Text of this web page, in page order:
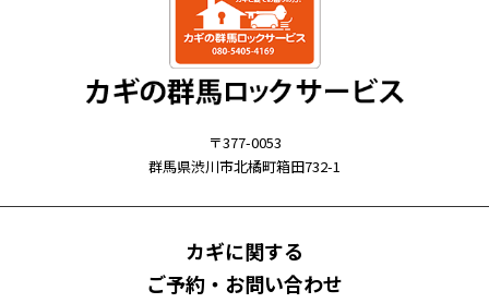
〒377-0053
群馬県渋川市北橘町箱田732-1
カギに関する
ご予約・お問い合わせ